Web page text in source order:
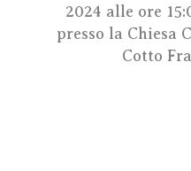
2024 alle ore
presso la Chiesa
Cotto